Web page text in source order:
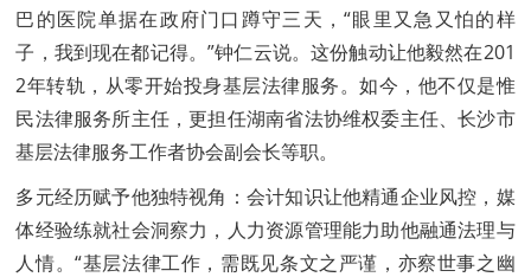
巴的医院单据在政府门口蹲守三天，“眼里又急又怕的样
子，我到现在都记得。”钟仁云说。这份触动让他毅然在201
2年转轨，从零开始投身基层法律服务。如今，他不仅是惟
民法律服务所主任，更担任湖南省法协维权委主任、长沙市
基层法律服务工作者协会副会长等职。
多元经历赋予他独特视角：会计知识让他精通企业风控，媒
体经验练就社会洞察力，人力资源管理能力助他融通法理与
人情。“基层法律工作，需既见条文之严谨，亦察世事之幽